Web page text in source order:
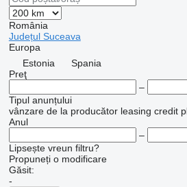
România
Județul Suceava
Europa
Estonia
Spania
Preţ
–
Tipul anunțului
vânzare de la producător leasing credit
Anul
–
Lipsește vreun filtru?
Propuneți o modificare
Găsit:
-